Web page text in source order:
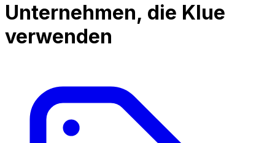
Unternehmen, die Klue
verwenden